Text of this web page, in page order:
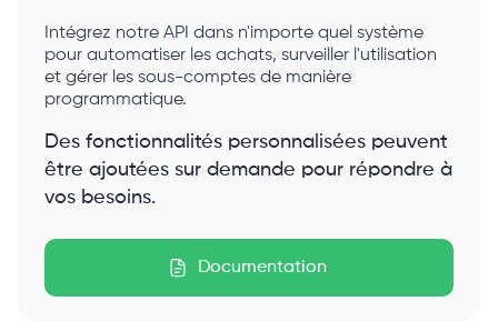
Intégrez notre API dans n'importe quel système
pour automatiser les achats, surveiller l'utilisation
et gérer les sous-comptes de manière
programmatique.
Des fonctionnalités personnalisées peuvent
être ajoutées sur demande pour répondre à
vos besoins.
Documentation